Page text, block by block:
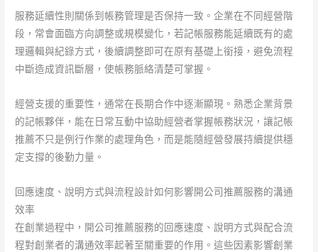
服務延續性則關係到帳務管理是否保持一致。企業在不同經營階
段，常會面臨方向調整或規模變化，若記帳服務能延續既有的處
理邏輯與紀錄方式，後續調整即可在原有基礎上銜接，避免流程
中斷造成資訊斷層，使帳務脈絡清楚可掌握。
經營支援的重要性，通常在長期合作中逐漸顯現。熟悉企業背景
的記帳夥伴，能在日常互動中協助經營者掌握帳務狀況，讓記帳
推薦不只是例行作業的處理角色，而是能隨經營發展持續提供穩
定支撐的後勤力量。
回應速度、說明方式與流程設計如何影響開公司推薦服務的溝通
效率
在創業過程中，開公司推薦服務的回應速度、說明方式與配合流
程對創業者的溝通效率起著至關重要的作用。這些因素影響創業